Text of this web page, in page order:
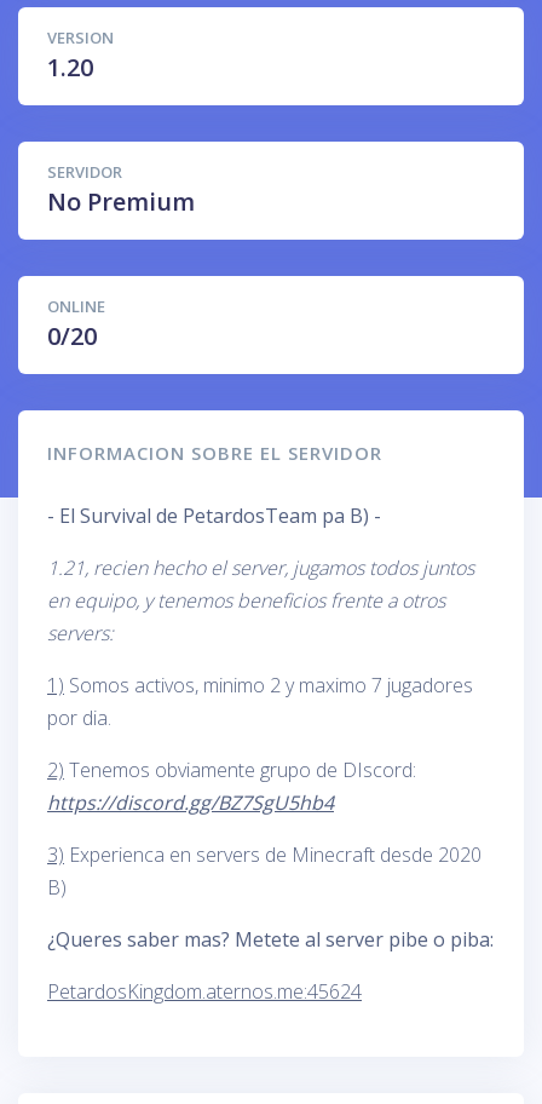
VERSION
1.20
SERVIDOR
No Premium
ONLINE
0/20
INFORMACION SOBRE EL SERVIDOR
- El Survival de PetardosTeam pa B) -
1.21, recien hecho el server, jugamos todos juntos
en equipo, y tenemos beneficios frente a otros
servers:
1) Somos activos, minimo 2 y maximo 7 jugadores
por dia.
2) Tenemos obviamente grupo de DIscord:
https://discord.gg/BZ7SgU5hb4
3) Experienca en servers de Minecraft desde 2020
B)
¿Queres saber mas? Metete al server pibe o piba:
PetardosKingdom.aternos.me:45624